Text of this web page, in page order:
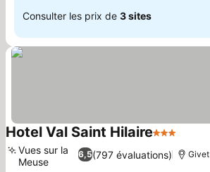
Consulter les prix de 3 sites
Hotel Val Saint Hilaire3 Étoiles
6,5(797 évaluations)
Vues sur la
Meuse
Givet